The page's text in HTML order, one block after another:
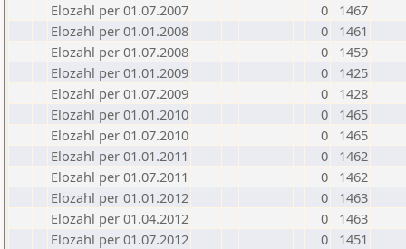
Elozahl per 01.07.2007
0
1467
Elozahl per 01.01.2008
0
1461
Elozahl per 01.07.2008
0
1459
Elozahl per 01.01.2009
0
1425
Elozahl per 01.07.2009
0
1428
Elozahl per 01.01.2010
0
1465
Elozahl per 01.07.2010
0
1465
Elozahl per 01.01.2011
0
1462
Elozahl per 01.07.2011
0
1462
Elozahl per 01.01.2012
0
1463
Elozahl per 01.04.2012
0
1463
Elozahl per 01.07.2012
0
1451